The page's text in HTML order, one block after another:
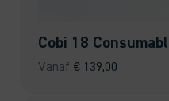
Cobi 18
Vanaf € 139,00